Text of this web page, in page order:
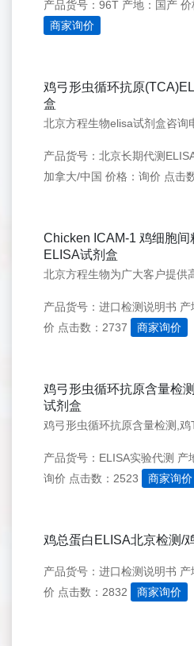
产品货号：96T 产地：国产 价
商家询价
鸡弓形虫循环抗原
盒
产品货号：北京长期代测
加拿大/中国 价格：询价 点击
Chicken ICAM-1 鸡细胞间
ELISA试剂盒
产品货号：进口检测说明书 产
价 点击数：2737 商家询价
鸡弓形虫循环抗原含量检
试剂盒
产品货号：ELISA实验代测 产
询价 点击数：2523 商家询价
鸡总蛋白ELISA北京检测/
产品货号：进口检测说明书 产
价 点击数：2832 商家询价